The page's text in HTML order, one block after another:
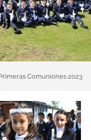
Comuniones 2023